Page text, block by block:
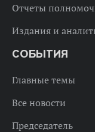
Отчеты
Издания и
СОБЫТИЯ
Главные темы
Все новости
Председатель